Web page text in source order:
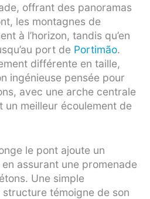
offrant des panoramas
les montagnes de
à l’horizon, tandis qu’en
port de Portimão.
différente en taille,
ingénieuse pensée pour
avec une arche centrale
un meilleur écoulement de
le pont ajoute un
assurant une promenade
Une simple
témoigne de son